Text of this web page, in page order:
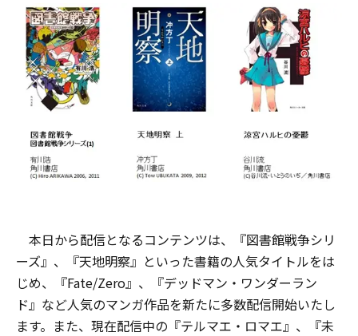
本日から配信となるコンテンツは、『図書館戦争シリ
ーズ』、『天地明察』といった書籍の人気タイトルをは
じめ、『Fate/Zero』、『デッドマン・ワンダーラン
ド』など人気のマンガ作品を新たに多数配信開始いたし
ます。また、現在配信中の『テルマエ・ロマエ』、『未